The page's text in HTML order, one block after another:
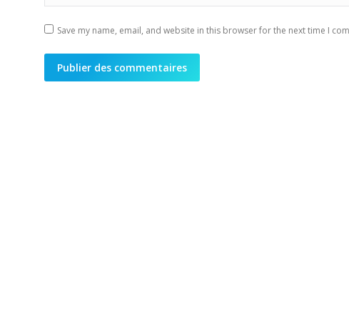
Save my name, email, and website in this browser for the next time I
Publier des commentaires